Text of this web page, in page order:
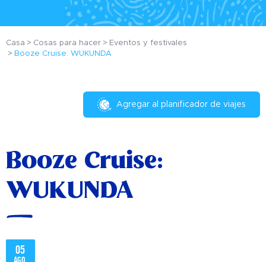
Casa Cosas para hacer
Eventos y festivales
Booze Cruise: WUKUNDA
Agregar al planificador de viajes
Booze Cruise:
WUKUNDA
05